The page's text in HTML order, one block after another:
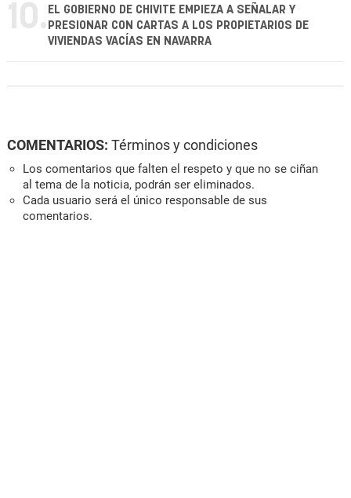
10. EL GOBIERNO DE CHIVITE EMPIEZA A SEÑALAR Y
PRESIONAR CON CARTAS A LOS PROPIETARIOS DE
VIVIENDAS VACÍAS EN NAVARRA
COMENTARIOS: Términos y condiciones
Los comentarios que falten el respeto y que no se ciñan
al tema de la noticia, podrán ser eliminados.
Cada usuario será el único responsable de sus
comentarios.